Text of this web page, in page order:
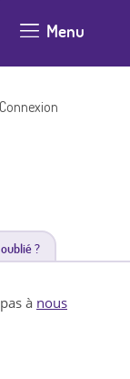
Menu
Connexion
?
à nous